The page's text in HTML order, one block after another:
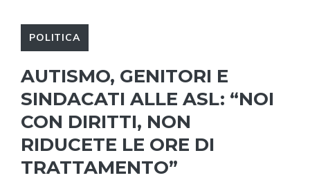
POLITICA
AUTISMO, GENITORI E
SINDACATI ALLE ASL: “NOI
CON DIRITTI, NON
RIDUCETE LE ORE DI
TRATTAMENTO”